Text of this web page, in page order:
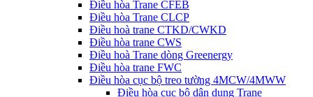
Điều hòa Trane CFEB
Điều hòa Trane CLCP
Điều hoà trane CTKD/CWKD
Điều hòa trane CWS
Điều hoà Trane dòng Greenergy
Điều hòa trane FWC
Điều hòa cục bộ treo tường 4MCW/4MWW
Điều hòa cục bộ dân dụng Trane